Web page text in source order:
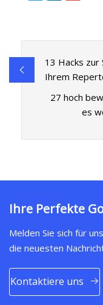
13 Hacks zur
Ihrem
27 hoch
es
Ihre Perfekte
Melden Sie sich für
die neuesten
Kontaktiere uns